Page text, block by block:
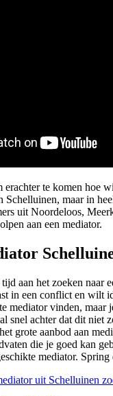
te komen hoe
Schelluinen, maar in
uit Noordeloos,
aan een mediator.
aan het zoeken naar
in een conflict en wilt
mediator vinden, maar
snel achter dat dit niet
grote aanbod aan
die je goed kan
mediator. Spring
uit Schelluinen